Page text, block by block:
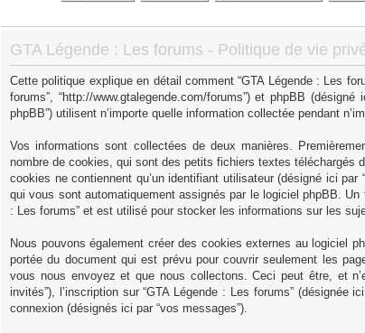
GTA Légende : Les forums - Politique de vie
Cette politique explique en détail comment “GTA Légende : Les
forums”, “http://www.gtalegende.com/forums”) et phpBB (désigné
phpBB”) utilisent n’importe quelle information collectée pendant
Vos informations sont collectées de deux manières.
nombre de cookies, qui sont des petits fichiers textes téléchargés
cookies ne contiennent qu’un identifiant utilisateur (désigné ici
qui vous sont automatiquement assignés par le logiciel phpBB.
: Les forums” et est utilisé pour stocker les informations sur les
Nous pouvons également créer des cookies externes au logiciel
portée du document qui est prévu pour couvrir seulement les
vous nous envoyez et que nous collectons. Ceci peut être, et
invités”), l’inscription sur “GTA Légende : Les forums” (désignée
connexion (désignés ici par “vos messages”).